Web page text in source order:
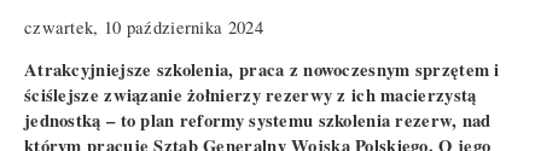
czwartek, 10 października 2024
Atrakcyjniejsze szkolenia, praca z nowoczesnym sprzętem i
ściślejsze związanie żołnierzy rezerwy z ich macierzystą
jednostką – to plan reformy systemu szkolenia rezerw, nad
którym pracuje Sztab Generalny Wojska Polskiego. O jego